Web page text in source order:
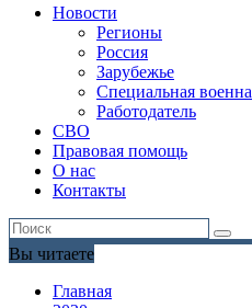
Новости
Регионы
Россия
Зарубежье
Специальная
Работодатель
СВО
Правовая помощь
О нас
Контакты
Вы читаете
Главная